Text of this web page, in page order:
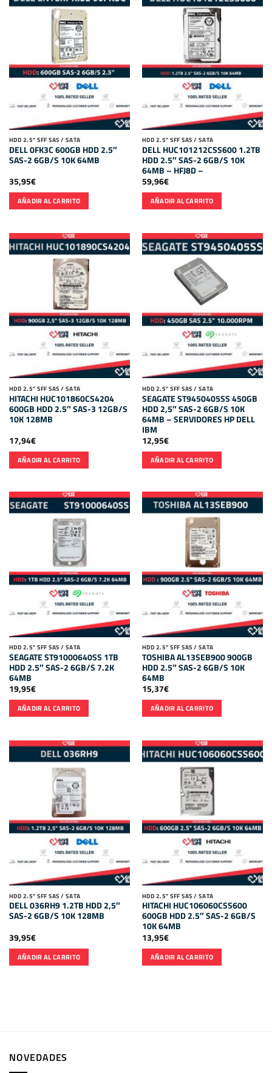
HDD 2.5" SFF SAS / SATA
DELL 0FK3C 600GB HDD 2.5″
SAS-2 6GB/S 10K 64MB
35,95€
AÑADIR AL CARRITO
HDD 2.5" SFF SAS / SATA
DELL HUC101212CSS600 1.2TB
HDD 2.5″ SAS-2 6GB/S 10K
64MB – HFJ8D –
59,96€
AÑADIR AL CARRITO
HDD 2.5" SFF SAS / SATA
HITACHI HUC101860CS4204
600GB HDD 2.5″ SAS-3 12GB/S
10K 128MB
17,94€
AÑADIR AL CARRITO
HDD 2.5" SFF SAS / SATA
SEAGATE ST9450405SS 450GB
HDD 2,5″ SAS-2 6GB/S 10K
64MB – SERVIDORES HP DELL
IBM
12,95€
AÑADIR AL CARRITO
HDD 2.5" SFF SAS / SATA
SEAGATE ST91000640SS 1TB
HDD 2.5″ SAS-2 6GB/S 7.2K
64MB
19,95€
AÑADIR AL CARRITO
HDD 2.5" SFF SAS / SATA
TOSHIBA AL13SEB900 900GB
HDD 2.5″ SAS-2 6GB/S 10K
64MB
15,37€
AÑADIR AL CARRITO
HDD 2.5" SFF SAS / SATA
DELL 036RH9 1.2TB HDD 2,5″
SAS-2 6GB/S 10K 128MB
39,95€
AÑADIR AL CARRITO
HDD 2.5" SFF SAS / SATA
HITACHI HUC106060CSS600
600GB HDD 2.5″ SAS-2 6GB/S
10K 64MB
13,95€
AÑADIR AL CARRITO
NOVEDADES